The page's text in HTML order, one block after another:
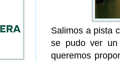
Salimos a pista
se pudo ver
queremos